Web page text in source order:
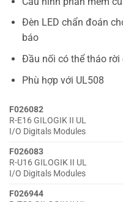
Đèn LED chẩn đoán
báo
Đầu nối có thể tháo
Phù hợp với UL508
F026082
R-E16 GILOGIK II UL
I/O Digitals Modules
F026083
R-U16 GILOGIK II UL
I/O Digitals Modules
F026944